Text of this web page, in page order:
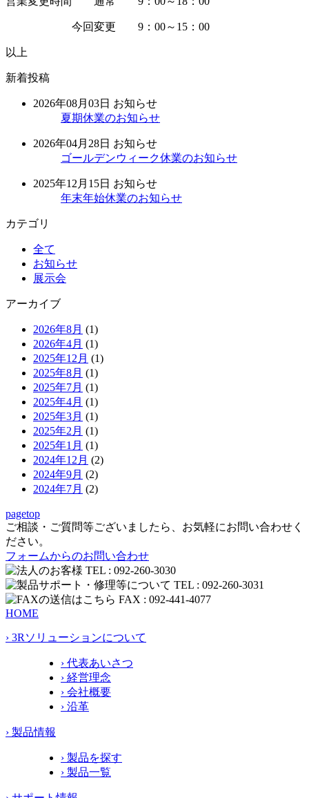
今回変更 9：00～15：00
以上
新着投稿
2026年08月03日 お知らせ
夏期休業のお知らせ
2026年04月28日 お知らせ
ゴールデンウィーク休業のお知らせ
2025年12月15日 お知らせ
年末年始休業のお知らせ
カテゴリ
全て
お知らせ
展示会
アーカイブ
2026年8月 (1)
2026年4月 (1)
2025年12月 (1)
2025年8月 (1)
2025年7月 (1)
2025年4月 (1)
2025年3月 (1)
2025年2月 (1)
2025年1月 (1)
2024年12月 (2)
2024年9月 (2)
2024年7月 (2)
pagetop
ご相談・ご質問等ございましたら、お気軽にお問い合わせく
ださい。
フォームからのお問い合わせ
HOME
› 3Rソリューションについて
› 代表あいさつ
› 経営理念
› 会社概要
› 沿革
› 製品情報
› 製品を探す
› 製品一覧